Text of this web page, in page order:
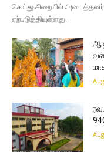
செய்து சிறையில்
ஏற்படுத்தியுள்ளது.